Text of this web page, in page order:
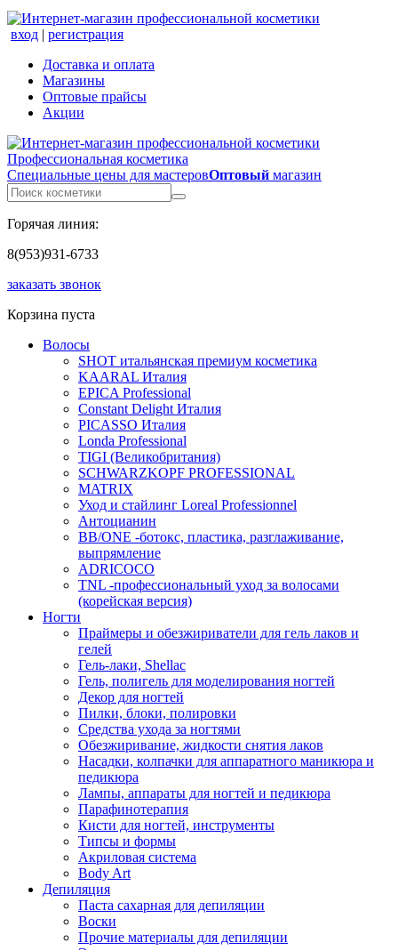
вход | регистрация
Доставка и оплата
Магазины
Оптовые прайсы
Акции
Профессиональная косметика
Специальные цены для мастеровОптовый магазин
Горячая линия:
8(953)931-6733
заказать звонок
Корзина пуста
Волосы
SHOT итальянская премиум косметика
KAARAL Италия
EPICA Professional
Constant Delight Италия
PICASSO Италия
Londa Professional
TIGI (Великобритания)
SCHWARZKOPF PROFESSIONAL
MATRIX
Уход и стайлинг Loreal Professionnel
Антоцианин
BB/ONE -ботокс, пластика, разглаживание,
выпрямление
ADRICOCO
TNL -профессиональный уход за волосами
(корейская версия)
Ногти
Праймеры и обезжириватели для гель лаков и
гелей
Гель-лаки, Shellac
Гель, полигель для моделирования ногтей
Декор для ногтей
Пилки, блоки, полировки
Средства ухода за ногтями
Обезжиривание, жидкости снятия лаков
Насадки, колпачки для аппаратного маникюра и
педикюра
Лампы, аппараты для ногтей и педикюра
Парафинотерапия
Кисти для ногтей, инструменты
Типсы и формы
Акриловая система
Body Art
Депиляция
Паста сахарная для депиляции
Воски
Прочие материалы для депиляции